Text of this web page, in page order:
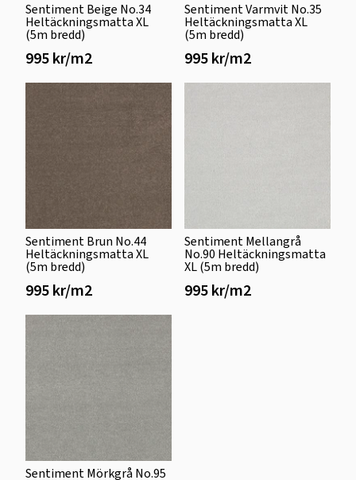
Sentiment Beige No.34
Heltäckningsmatta XL
(5m bredd)
995 kr/m2
Sentiment Varmvit No.35
Heltäckningsmatta XL
(5m bredd)
995 kr/m2
Sentiment Brun No.44
Heltäckningsmatta XL
(5m bredd)
995 kr/m2
Sentiment Mellangrå
No.90 Heltäckningsmatta
XL (5m bredd)
995 kr/m2
Sentiment Mörkgrå No.95